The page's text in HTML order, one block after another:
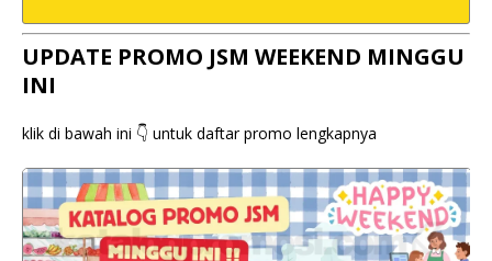
UPDATE PROMO JSM WEEKEND MINGGU
INI
klik di bawah ini 👇 untuk daftar promo lengkapnya